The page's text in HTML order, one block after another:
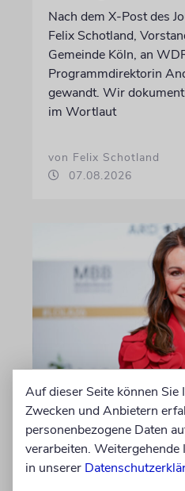
Nach dem X-Post des
Felix Schotland,
Gemeinde Köln, an
Programmdirektorin
gewandt. Wir
im Wortlaut
von Felix Schotland
07.08.2026
BERLIN
Einsatz gegen
Iris Berben
Auf dieser Seite können Sie
Zwecken und Anbietern
personenbezogene Daten
verarbeiten.
in unserer